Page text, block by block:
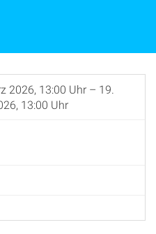
2026, 13:00 Uhr – 19.
13:00 Uhr